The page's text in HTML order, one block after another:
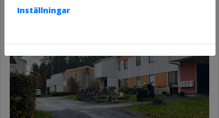
Inställningar